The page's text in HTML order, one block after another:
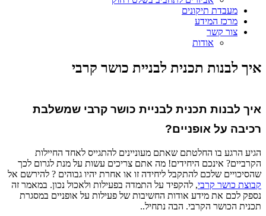
מעבדת תיקונים
מרכז המידע
צור קשר
אודות
איך לבנות תכנית לבניית כושר קרבי
רכיבה על אופניים?
הגיע הרגע בו החלטתם שאתם מעוניינים להתגייס לאחד החיילות
הקרביים? אינכם היחידים! מה אתם צריכים עשות על מנת לגרום לכך
שהסיכויים שלכם להתקבל ליחידה זו או אחרת יהיו גבוהים ? להירשם אל
קבוצת כושר קרבי, להקפיד על התמדה בפעילות ולאכול נכון. במאמר זה
נספק לכם את מידע אודות החשיבות של פעילות על אופניים במסגרת
תכנית הכושר הקרבי. הבה נתחיל..